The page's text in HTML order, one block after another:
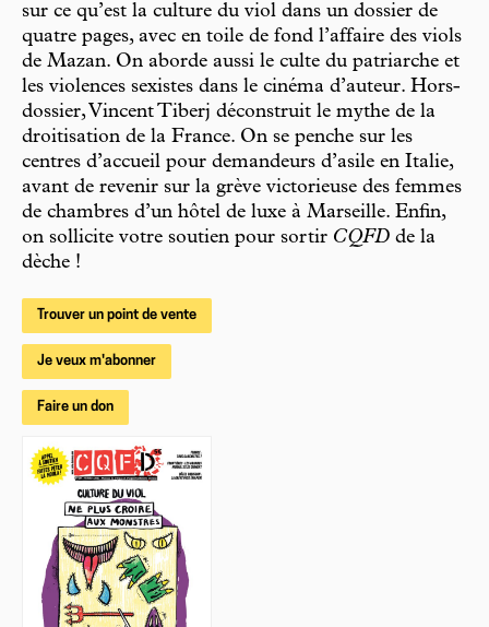
sur ce qu’est la culture du viol dans un dossier de
quatre pages, avec en toile de fond l’affaire des viols
de Mazan. On aborde aussi le culte du patriarche et
les violences sexistes dans le cinéma d’auteur. Hors-
dossier, Vincent Tiberj déconstruit le mythe de la
droitisation de la France. On se penche sur les
centres d’accueil pour demandeurs d’asile en Italie,
avant de revenir sur la grève victorieuse des femmes
de chambres d’un hôtel de luxe à Marseille. Enfin,
on sollicite votre soutien pour sortir CQFD de la
dèche !
Trouver un point de vente
Je veux m'abonner
Faire un don